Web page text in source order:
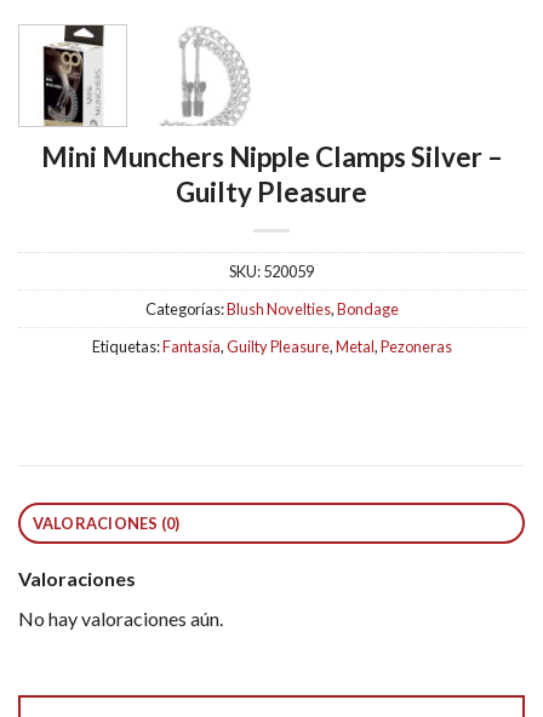
Mini Munchers Nipple Clamps Silver –
Guilty Pleasure
SKU:520059
Categorías:Blush Novelties,Bondage
Etiquetas:Fantasía,Guilty Pleasure,Metal,Pezoneras
VALORACIONES (0)
Valoraciones
No hay valoraciones aún.